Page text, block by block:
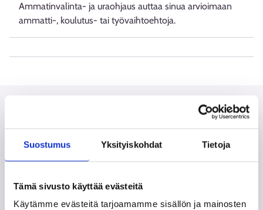
Suostumus Yksityiskohdat Tietoja
Tämä sivusto käyttää evästeitä
Käytämme evästeitä tarjoamamme sisällön ja mainosten
Ammatinvalinta- ja uraohjaus auttaa sinua arvioimaan
ammatti-, koulutus- tai työvaihtoehtoja.
Kaikki tilanteet
Olen työtön tai jäämässä työttömäksi